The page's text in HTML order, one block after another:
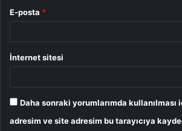
E-posta *
İnternet sitesi
Daha sonraki yorumlarımda kullanılması
adresim ve site adresim bu tarayıcıya